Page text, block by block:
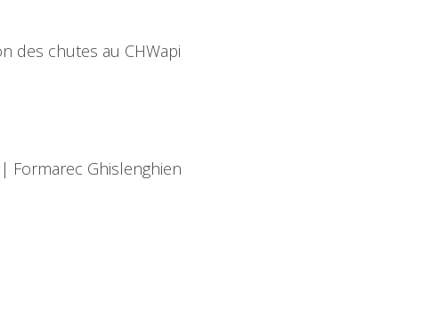
des chutes au CHWapi
Formarec Ghislenghien